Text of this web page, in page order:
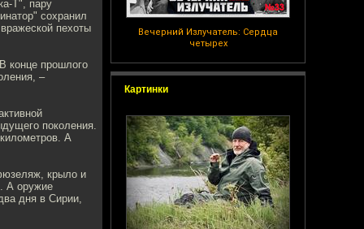
Вечерний Излучатель: Сердца
четырех
Картинки
Т", пару
сохранил
пехоты
конце прошлого
–
поколения.
А
крыло и
А оружие
дня в Сирии,